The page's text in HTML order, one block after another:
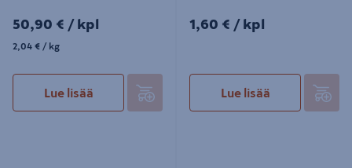
50,90€/kpl
50,90 € / kpl
2,04€/kg
2,04 € / kg
Lue lisää
1,60€/kpl
1,60 € / kpl
Lue lisää